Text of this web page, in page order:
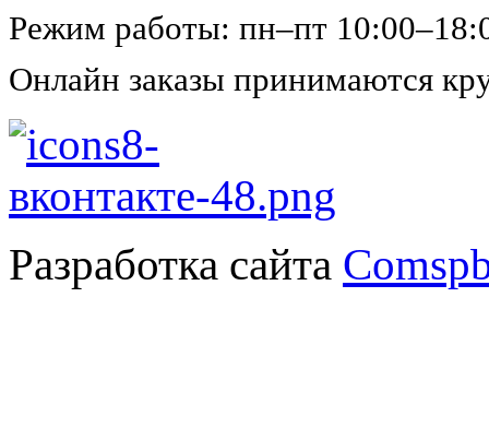
Режим работы: пн–пт
Онлайн заказы принимаются
Разработка сайта